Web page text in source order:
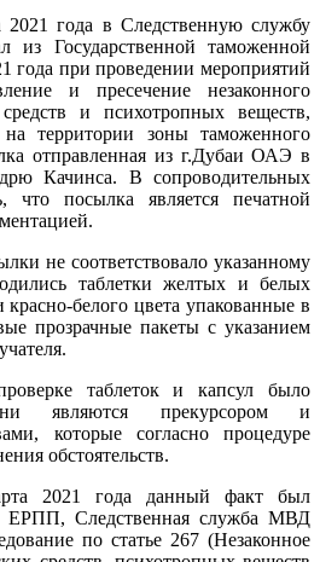
года в Следственную службу
из Государственной таможенной
года при проведении мероприятий
и пресечение незаконного
и психотропных веществ,
территории зоны таможенного
отправленная из г.Дубаи ОАЭ в
Качинса. В сопроводительных
что посылка является печатной
не соответствовало указанному
таблетки желтых и белых
белого цвета упакованные в
прозрачные пакеты с указанием
таблеток и капсул было
являются прекурсором и
которые согласно процедуре
обстоятельств.
2021 года данный факт был
ЕРПП, Следственная служба МВД
по статье 267 (Незаконное